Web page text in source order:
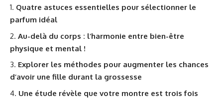
Quatre astuces essentielles pour sélectionner le
parfum idéal
Au-delà du corps : l’harmonie entre bien-être
physique et mental !
Explorer les méthodes pour augmenter les chances
d’avoir une fille durant la grossesse
Une étude révèle que votre montre est trois fois